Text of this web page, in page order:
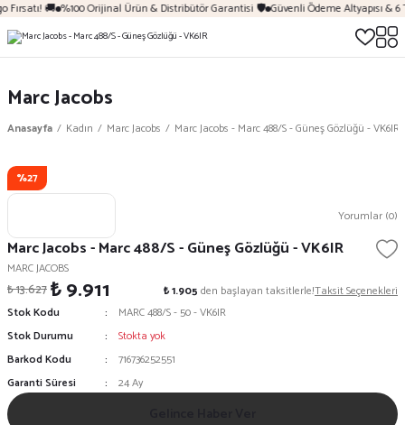
🚚 %100 Orijinal Ürün & Distribütör Garantisi 🛡️ Güvenli Ödeme Altyapısı &
Marc Jacobs
Anasayfa Kadın Marc Jacobs Marc Jacobs - Marc 488/S - Güneş Gözlüğü - VK6IR
%27
Yorumlar (0)
Marc Jacobs - Marc 488/S - Güneş Gözlüğü - VK6IR
MARC JACOBS
₺ 13.627₺ 9.911 ₺ 1.905 den başlayan taksitlerle!Taksit Seçenekleri
Stok Kodu
MARC 488/S - 50 - VK6IR
Stok Durumu
Stokta yok
Barkod Kodu
716736252551
Garanti Süresi
24 Ay